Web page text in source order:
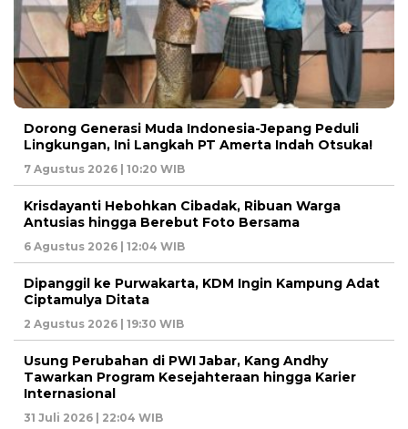
Dorong Generasi Muda Indonesia-Jepang Peduli
Lingkungan, Ini Langkah PT Amerta Indah Otsuka!
7 Agustus 2026 | 10:20 WIB
Krisdayanti Hebohkan Cibadak, Ribuan Warga
Antusias hingga Berebut Foto Bersama
6 Agustus 2026 | 12:04 WIB
Dipanggil ke Purwakarta, KDM Ingin Kampung Adat
Ciptamulya Ditata
2 Agustus 2026 | 19:30 WIB
Usung Perubahan di PWI Jabar, Kang Andhy
Tawarkan Program Kesejahteraan hingga Karier
Internasional
31 Juli 2026 | 22:04 WIB